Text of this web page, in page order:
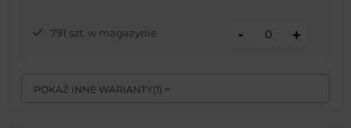
POKAŻ INNE WARIANTY( 1)
791 szt. w magazynie - +